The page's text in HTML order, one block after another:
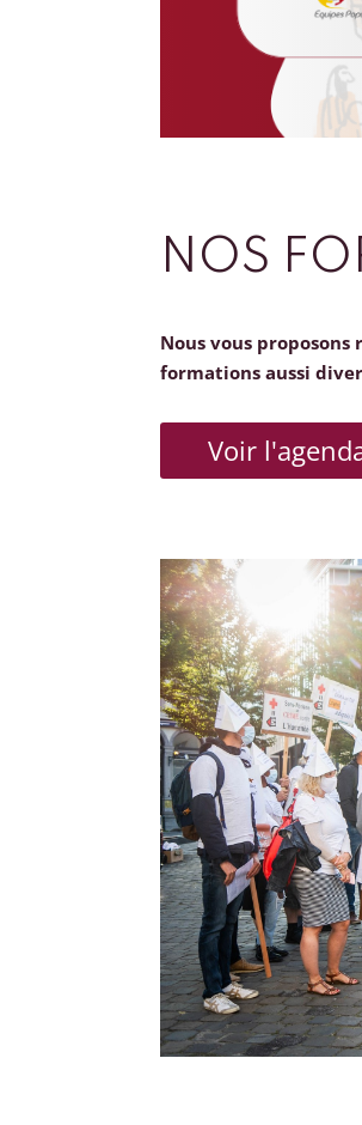
NOS
Nous vous
formations aussi
Voir